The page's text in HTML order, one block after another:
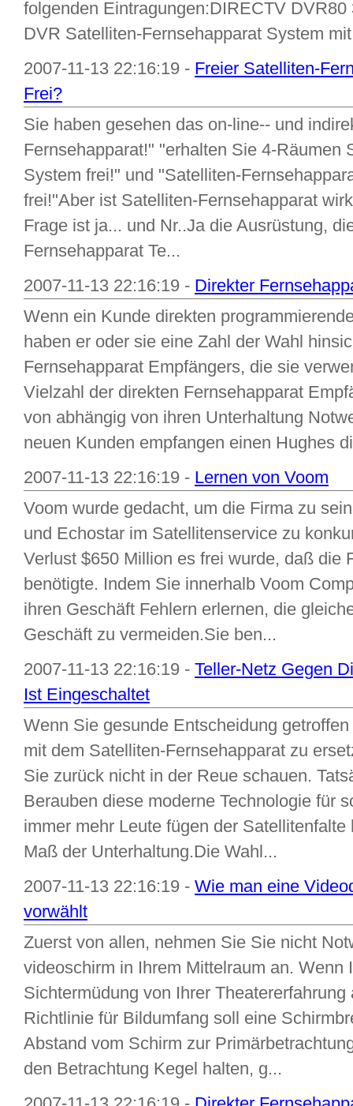
folgenden Eintragungen:DIRECTV
DVR Satelliten-Fernsehapparat System
2007-11-13 22:16:19 - Freier Satelliten-
Frei?
Sie haben gesehen das on-line-- und
Fernsehapparat!" "erhalten Sie 4-Räumen
System frei!" und "Satelliten-
frei!"Aber ist Satelliten-Fernsehapparat
Frage ist ja... und Nr..Ja die Ausrüstung,
Fernsehapparat Te...
2007-11-13 22:16:19 - Direkter
Wenn ein Kunde direkten
haben er oder sie eine Zahl der Wahl
Fernsehapparat Empfängers, die sie
Vielzahl der direkten Fernsehapparat
von abhängig von ihren Unterhaltung
neuen Kunden empfangen einen Hughes
2007-11-13 22:16:19 - Lernen von Voom
Voom wurde gedacht, um die Firma zu
und Echostar im Satellitenservice zu
Verlust $650 Million es frei wurde, daß die
benötigte. Indem Sie innerhalb Voom
ihren Geschäft Fehlern erlernen, die
Geschäft zu vermeiden.Sie ben...
2007-11-13 22:16:19 - Teller-Netz Gegen
Ist Eingeschaltet
Wenn Sie gesunde Entscheidung
mit dem Satelliten-Fernsehapparat zu
Sie zurück nicht in der Reue schauen.
Berauben diese moderne Technologie für
immer mehr Leute fügen der
Maß der Unterhaltung.Die Wahl...
2007-11-13 22:16:19 - Wie man eine
vorwählt
Zuerst von allen, nehmen Sie Sie nicht
videoschirm in Ihrem Mittelraum an. Wenn
Sichtermüdung von Ihrer
Richtlinie für Bildumfang soll eine
Abstand vom Schirm zur
den Betrachtung Kegel halten, g...